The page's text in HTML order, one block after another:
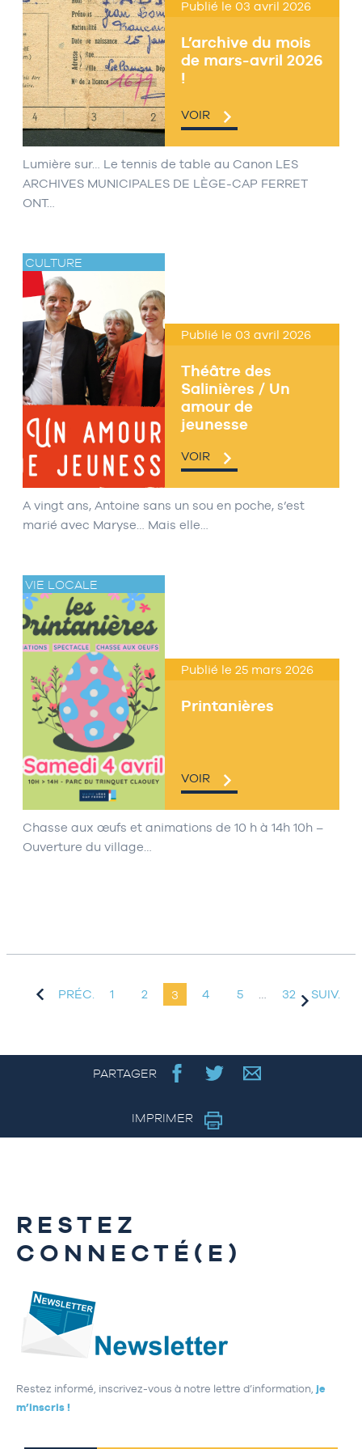
L’archive du mois
de mars-avril 2026
!
Publié le 03 avril 2026
VOIR
Lumière sur… Le tennis de table au Canon LES
ARCHIVES MUNICIPALES DE LÈGE-CAP FERRET
ONT…
CULTURE
Théâtre des
Salinières / Un
amour de
jeunesse
Publié le 03 avril 2026
VOIR
A vingt ans, Antoine sans un sou en poche, s’est
marié avec Maryse… Mais elle…
VIE LOCALE
Printanières
Publié le 25 mars 2026
VOIR
Chasse aux œufs et animations de 10 h à 14h 10h –
Ouverture du village…
PRÉC. 1 2 3 4 5 … 32 SUIV.
PARTAGER
IMPRIMER
RESTEZ
CONNECTÉ(E)
Restez informé, inscrivez-vous à notre lettre d’information, je
m’inscris !